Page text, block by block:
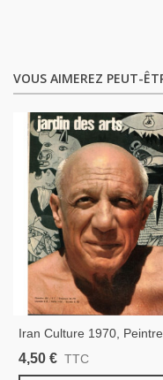
VOUS AIMEREZ PEUT-
Iran Culture 1970,
Italiens Tiepelo, Picasso,
4,50 € TTC